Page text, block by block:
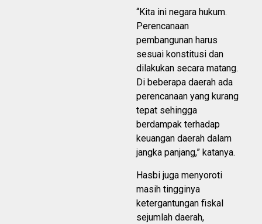
“Kita ini negara hukum.
Perencanaan
pembangunan harus
sesuai konstitusi dan
dilakukan secara matang.
Di beberapa daerah ada
perencanaan yang kurang
tepat sehingga
berdampak terhadap
keuangan daerah dalam
jangka panjang,” katanya.
Hasbi juga menyoroti
masih tingginya
ketergantungan fiskal
sejumlah daerah,